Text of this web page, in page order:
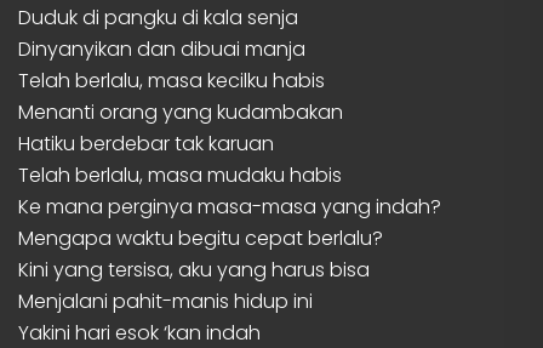
Duduk di pangku di kala senja
Dinyanyikan dan dibuai manja
Telah berlalu, masa kecilku habis
Menanti orang yang kudambakan
Hatiku berdebar tak karuan
Telah berlalu, masa mudaku habis
Ke mana perginya masa-masa yang indah?
Mengapa waktu begitu cepat berlalu?
Kini yang tersisa, aku yang harus bisa
Menjalani pahit-manis hidup ini
Yakini hari esok ‘kan indah